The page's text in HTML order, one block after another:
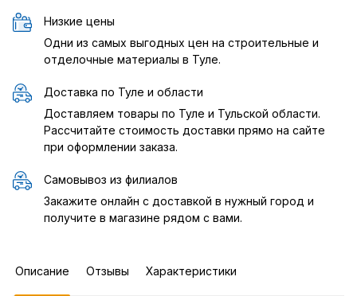
Низкие цены
Одни из самых выгодных цен на строительные и
отделочные материалы в Туле.
Доставка по Туле и области
Доставляем товары по Туле и Тульской области.
Рассчитайте стоимость доставки прямо на сайте
при оформлении заказа.
Самовывоз из филиалов
Закажите онлайн с доставкой в нужный город и
получите в магазине рядом с вами.
Описание Отзывы Характеристики